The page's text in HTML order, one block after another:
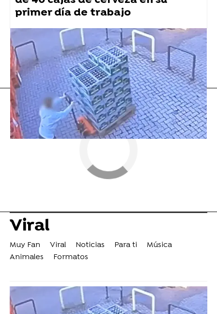
primer día de trabajo
Curiosidad
Flooxer Now » Viral
Viral
Muy Fan Viral Noticias Para ti
Música
Animales
Formatos